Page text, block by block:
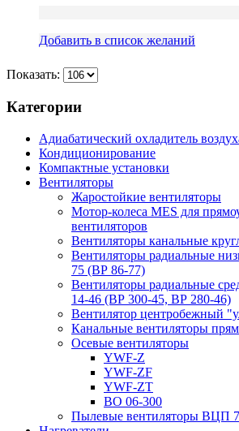
Добавить в список желаний
Показать:
Категории
Адиабатический охладитель
Кондиционирование
Компактные установки
Вентиляторы
Жаростойкие вентиляторы
Мотор-колеса MES для
вентиляторов
Вентиляторы канальные
Вентиляторы радиальные
75 (ВР 86-77)
Вентиляторы радиальные
14-46 (ВР 300-45, ВР 280-46)
Вентилятор центробежный
Канальные вентиляторы
Осевые вентиляторы
YWF-Z
YWF-ZF
YWF-ZT
ВО 06-300
Пылевые вентиляторы ВЦП